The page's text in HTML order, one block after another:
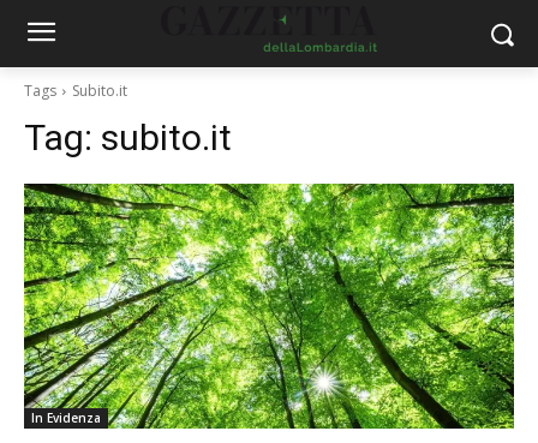
Tags Subito.it
Tag: subito.it
In Evidenza